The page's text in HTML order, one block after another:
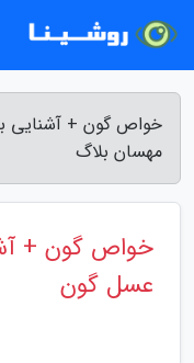
خواص گون + آشنایی
مهسان بلاگ
خواص گون +
عسل گون